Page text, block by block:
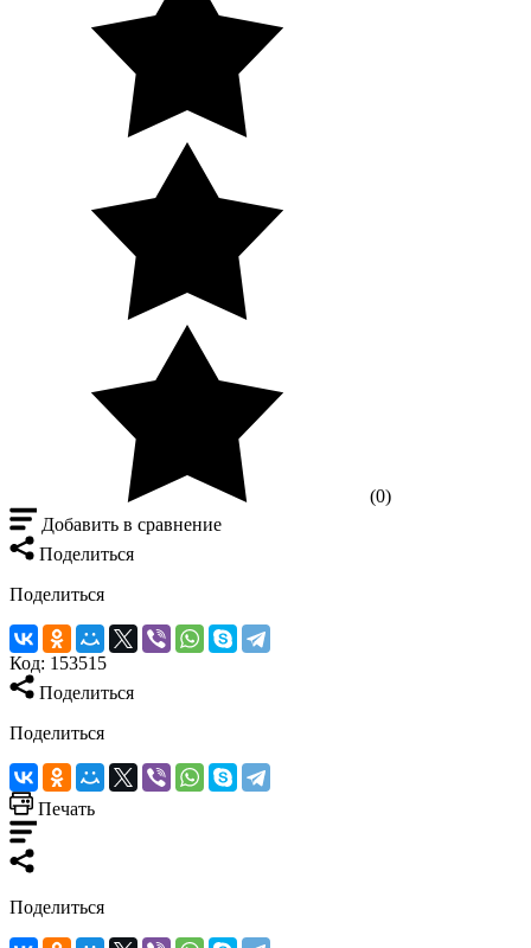
(0)
Добавить в сравнение
Поделиться
Поделиться
Код: 153515
Поделиться
Поделиться
Печать
Поделиться